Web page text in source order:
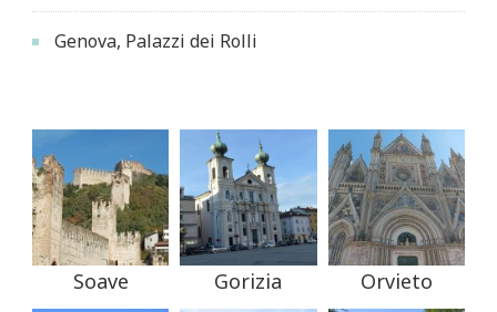
Genova, Palazzi dei Rolli
Soave Gorizia Orvieto